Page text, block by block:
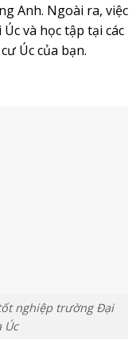
Anh. Ngoài ra, việc
và học tập tại các
Úc của bạn.
nghiệp trường Đại
Úc